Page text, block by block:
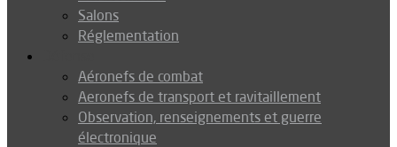
Salons
Réglementation
Aéronefs de combat
Aeronefs de transport et ravitaillement
Observation, renseignements et guerre
électronique